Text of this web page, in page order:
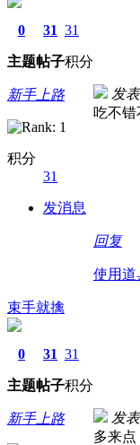
0
主题
31
帖子
31
积分
新手上路
积分
31
发消息
发
吃不错
回复
使用道
束手就擒
0
主题
31
帖子
31
积分
新手上路 发
多来点